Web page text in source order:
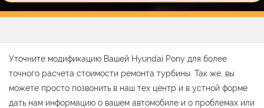
Уточните модификацию Вашей Hyundai Pony для более
точного расчета стоимости ремонта турбины. Так же, вы
можете просто позвонить в наш тех центр и в устной форме
дать нам информацию о вашем автомобиле и о проблемах или